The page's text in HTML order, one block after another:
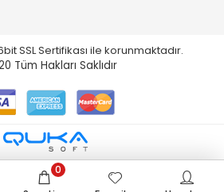
SSL Sertifikası ile korunmaktadır.
Tüm Hakları Saklıdır
0